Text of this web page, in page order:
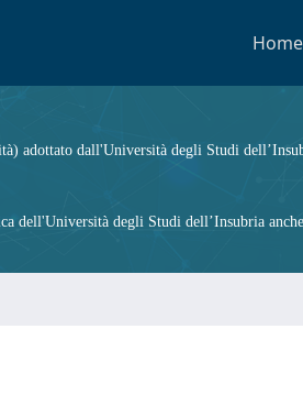
Home
adottato dall'Università degli Studi
dell'Università degli Studi dell’Insubria